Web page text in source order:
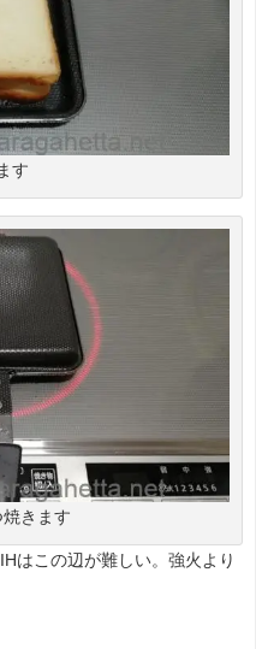
す
焼きます
はこの辺が難しい。強火より